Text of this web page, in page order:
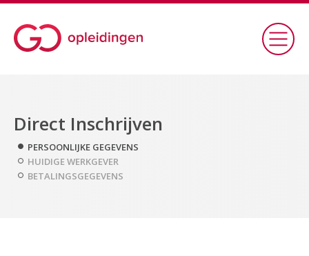
Direct Inschrijven
PERSOONLIJKE GEGEVENS
HUIDIGE WERKGEVER
BETALINGSGEGEVENS